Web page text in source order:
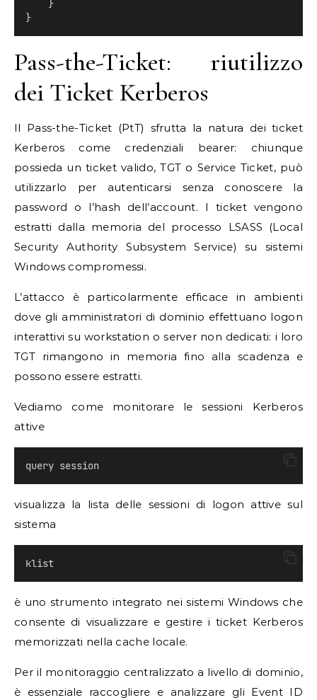
    }
}
Pass-the-Ticket: riutilizzo
dei Ticket Kerberos
Il Pass-the-Ticket (PtT) sfrutta la natura dei ticket
Kerberos come credenziali bearer: chiunque
possieda un ticket valido, TGT o Service Ticket, può
utilizzarlo per autenticarsi senza conoscere la
password o l’hash dell’account. I ticket vengono
estratti dalla memoria del processo LSASS (Local
Security Authority Subsystem Service) su sistemi
Windows compromessi.
L’attacco è particolarmente efficace in ambienti
dove gli amministratori di dominio effettuano logon
interattivi su workstation o server non dedicati: i loro
TGT rimangono in memoria fino alla scadenza e
possono essere estratti.
Vediamo come monitorare le sessioni Kerberos
attive
query session
visualizza la lista delle sessioni di logon attive sul
sistema
klist
è uno strumento integrato nei sistemi Windows che
consente di visualizzare e gestire i ticket Kerberos
memorizzati nella cache locale.
Per il monitoraggio centralizzato a livello di dominio,
è essenziale raccogliere e analizzare gli Event ID